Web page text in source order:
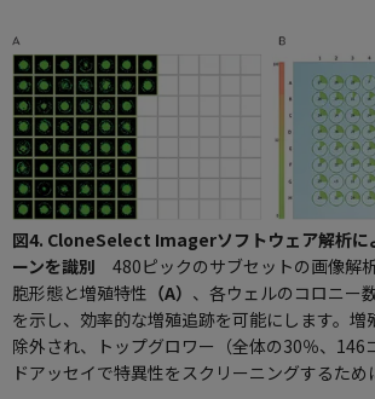
図4. CloneSelect Imagerソフトウェア解析に
ーンを識別 480ピックのサブセットの画像解
胞形態と増殖特性 （A） 、各ウェルのコロニー
を示し、効率的な増殖追跡を可能にします。増
除外され、トップグロワー（全体の30％、146
ドアッセイで特異性をスクリーニングするため